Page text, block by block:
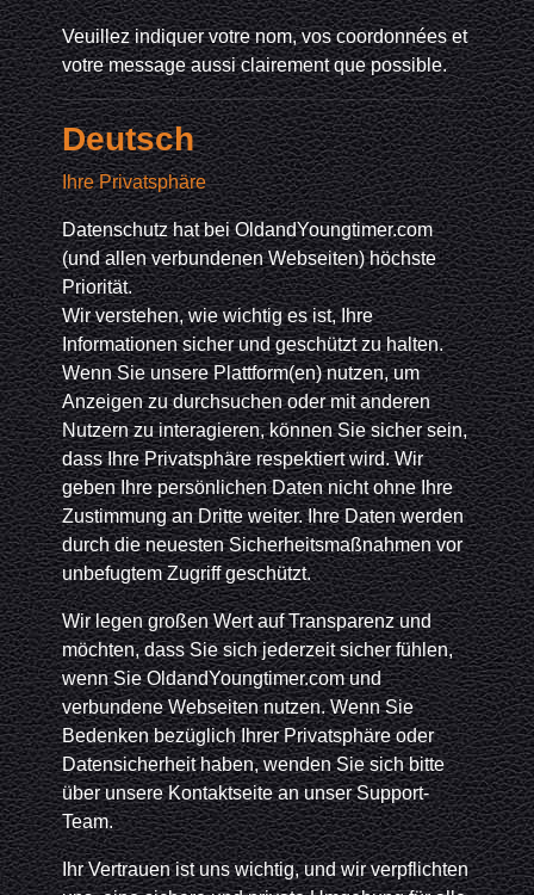
Veuillez indiquer votre nom, vos coordonnées et
votre message aussi clairement que possible.
Deutsch
Ihre Privatsphäre
Datenschutz hat bei OldandYoungtimer.com
(und allen verbundenen Webseiten) höchste
Priorität.
Wir verstehen, wie wichtig es ist, Ihre
Informationen sicher und geschützt zu halten.
Wenn Sie unsere Plattform(en) nutzen, um
Anzeigen zu durchsuchen oder mit anderen
Nutzern zu interagieren, können Sie sicher sein,
dass Ihre Privatsphäre respektiert wird. Wir
geben Ihre persönlichen Daten nicht ohne Ihre
Zustimmung an Dritte weiter. Ihre Daten werden
durch die neuesten Sicherheitsmaßnahmen vor
unbefugtem Zugriff geschützt.
Wir legen großen Wert auf Transparenz und
möchten, dass Sie sich jederzeit sicher fühlen,
wenn Sie OldandYoungtimer.com und
verbundene Webseiten nutzen. Wenn Sie
Bedenken bezüglich Ihrer Privatsphäre oder
Datensicherheit haben, wenden Sie sich bitte
über unsere Kontaktseite an unser Support-
Team.
Ihr Vertrauen ist uns wichtig, und wir verpflichten